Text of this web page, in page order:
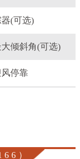
(可选)
倾斜角(可选)
停靠
）